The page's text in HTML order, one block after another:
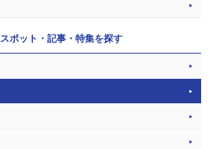
スポット・記事・特集を探す